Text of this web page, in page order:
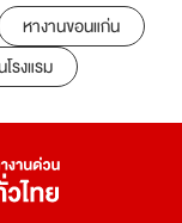
หางานขอนแก่น
รงแรม